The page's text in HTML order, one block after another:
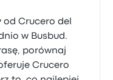
od Crucero del
w Busbud.
porównaj
Crucero